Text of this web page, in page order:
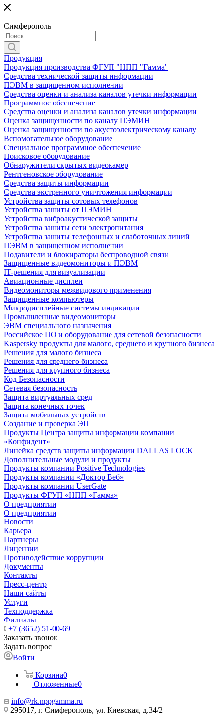
Симферополь
Продукция
Продукция производства ФГУП "НПП "Гамма"
Средства технической защиты информации
ПЭВМ в защищенном исполнении
Средства оценки и анализа каналов утечки информации
Программное обеспечение
Средства оценки и анализа каналов утечки информации
Оценка защищенности по каналу ПЭМИН
Оценка защищенности по акустоэлектрическому каналу
Вспомогательное оборудование
Специальное программное обеспечение
Поисковое оборудование
Обнаружители скрытых видеокамер
Рентгеновское оборудование
Средства защиты информации
Средства экстренного уничтожения информации
Устройства защиты сотовых телефонов
Устройства защиты от ПЭМИН
Устройства виброакустической защиты
Устройства защиты сети электропитания
Устройства защиты телефонных и слаботочных линий
ПЭВМ в защищенном исполнении
Подавители и блокираторы беспроводной связи
Защищенные видеомониторы и ПЭВМ
IT-решения для визуализации
Авиационные дисплеи
Видеомониторы межвидового применения
Защищенные компьютеры
Микродисплейные системы индикации
Промышленные видеомониторы
ЭВМ специального назначения
Российское ПО и оборудование для сетевой безопасности
Kaspersky продукты для малого, среднего и крупного бизнеса
Решения для малого бизнеса
Решения для среднего бизнеса
Решения для крупного бизнеса
Код Безопасности
Сетевая безопасность
Защита виртуальных сред
Защита конечных точек
Защита мобильных устройств
Создание и проверка ЭП
Продукты Центра защиты информации компании
«Конфидент»
Линейка средств защиты информации DALLAS LOCK
Дополнительные модули и продукты
Продукты компании Positive Technologies
Продукты компании «Доктор Веб»
Продукты компании UserGate
Продукты ФГУП «НПП «Гамма»
О предприятии
О предприятии
Новости
Карьера
Партнеры
Лицензии
Противодействие коррупции
Документы
Контакты
Пресс-центр
Наши сайты
Услуги
Техподдержка
Филиалы
+7 (3652) 51-00-69
Заказать звонок
Задать вопрос
Войти
Корзина0
Отложенные0
info@rk.nppgamma.ru
295017, г. Симферополь, ул. Киевская, д.34/2